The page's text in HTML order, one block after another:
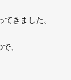
きました。
、